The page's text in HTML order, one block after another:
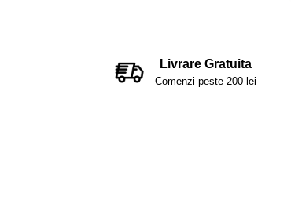
Livrare Gratuita
Comenzi peste 200 lei